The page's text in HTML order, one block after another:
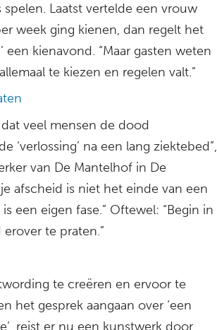
Laatst vertelde een vrouw
week ging kienen, dan regelt het
een kienavond. “Maar gasten weten
te kiezen en regelen valt.”
veel mensen de dood
‘verlossing’ na een lang ziektebed”,
van De Mantelhof in De
je afscheid is niet het einde van een
een eigen fase.” Oftewel: “Begin in
te praten.”
te creëren en ervoor te
het gesprek aangaan over ‘een
reist er nu een kunstwerk door